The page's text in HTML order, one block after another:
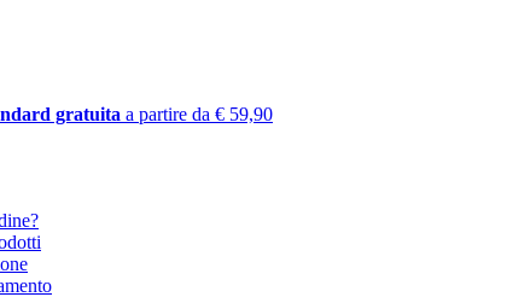
gratuita a partire da € 59,90